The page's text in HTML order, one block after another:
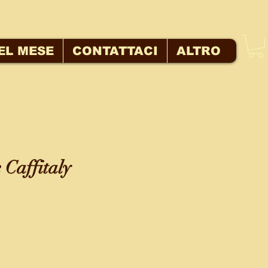
MESE CONTATTACI ALTRO
Caffitaly